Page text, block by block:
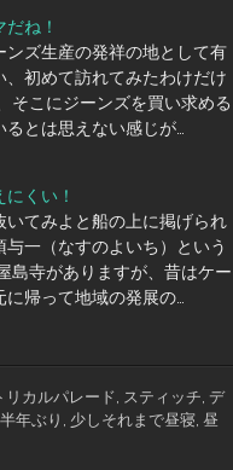
ね！
ズ生産の発祥の地として有
初めて訪れてみたわけだけ
そこにジーンズを買い求める
とは思えない感じが…
くい！
てみよと船の上に掲げられ
一（なすのよいち）という
島寺がありますが、昔はケー
帰って地域の発展の…
リカルパレード, スティッチ, デ
半年ぶり , 少しそれまで昼寝, 昼